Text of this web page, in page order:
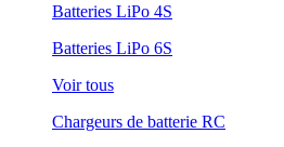
Batteries LiPo 4S
Batteries LiPo 6S
Voir tous
Chargeurs de batterie RC